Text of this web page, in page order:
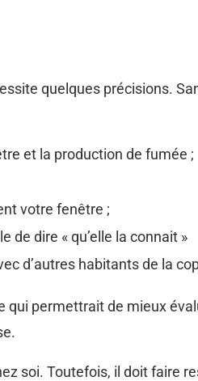
quelques précisions.
et la production de fumée ;
votre fenêtre ;
dire « qu’elle la connait »
d’autres habitants de la
permettrait de mieux
soi. Toutefois, il doit